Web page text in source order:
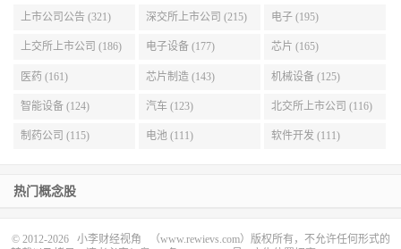
上市公司公告 (321) 深交所上市公司 (215) 电子 (195)
上交所上市公司 (186) 电子设备 (177) 芯片 (165)
医药 (161) 芯片制造 (143) 机械设备 (125)
智能设备 (124) 汽车 (123) 北交所上市公司 (116)
制药公司 (115) 电池 (111) 软件开发 (111)
热门概念股
© 2012-2026 小李财经视角 （www.rewievs.com）版权所有，不允许任何形式的